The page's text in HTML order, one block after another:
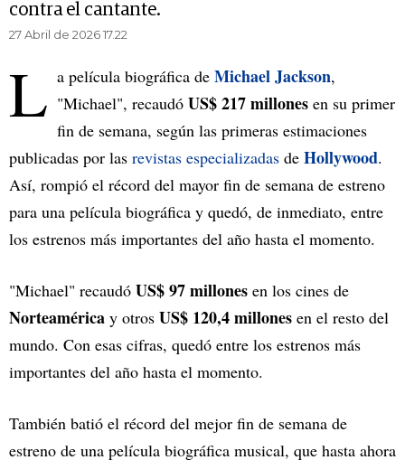
contra el cantante.
27 Abril de 2026 17.22
L a película biográfica de Michael Jackson,
"Michael", recaudó US$ 217 millones en su primer
fin de semana, según las primeras estimaciones
publicadas por las revistas especializadas de Hollywood.
Así, rompió el récord del mayor fin de semana de estreno
para una película biográfica y quedó, de inmediato, entre
los estrenos más importantes del año hasta el momento.
"Michael" recaudó US$ 97 millones en los cines de
Norteamérica y otros US$ 120,4 millones en el resto del
mundo. Con esas cifras, quedó entre los estrenos más
importantes del año hasta el momento.
También batió el récord del mejor fin de semana de
estreno de una película biográfica musical, que hasta ahora